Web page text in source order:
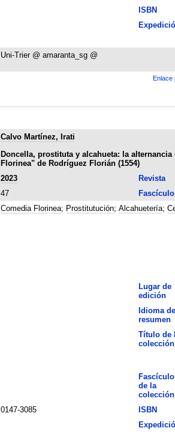
ISBN
Uni-Trier @ amaranta_sg @
Enlace
Calvo Martínez, Irati
Doncella, prostituta y alcahueta: la
Florinea" de Rodríguez Florián (1554)
2023
Revista
47
Fascículo
Comedia Florinea; Prostitutución; Alcahuetería;
Lugar de
edición
Idioma
resumen
Título de
colección
Fascículo
de la
colección
0147-3085
ISBN